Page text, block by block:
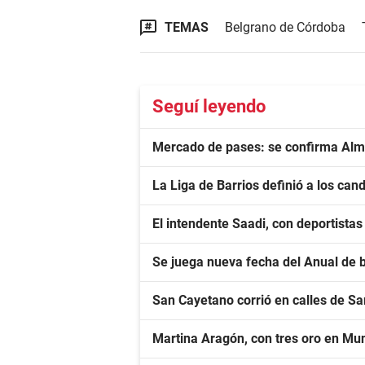
TEMAS Belgrano de Córdoba
Seguí leyendo
Mercado de pases: se confirma
La Liga de Barrios definió a los
El intendente Saadi, con
Se juega nueva fecha del Anual de
San Cayetano corrió en calles de
Martina Aragón, con tres oro en